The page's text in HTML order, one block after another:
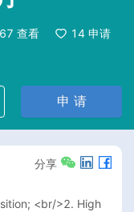
67 查看 14 申请
申 请
分享
<br/>2. High